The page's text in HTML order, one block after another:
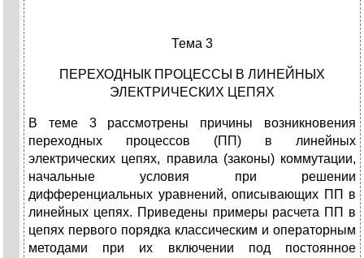
Тема 3
ПЕРЕХОДНЫК ПРОЦЕССЫ В ЛИНЕЙНЫХ
ЭЛЕКТРИЧЕСКИХ ЦЕПЯХ
В теме 3 рассмотрены причины возникновения
переходных процессов (ПП) в линейных
электрических цепях, правила (законы) коммутации,
начальные условия при решении
дифференциальных уравнений, описывающих ПП в
линейных цепях. Приведены примеры расчета ПП в
цепях первого порядка классическим и операторным
методами при их включении под постоянное